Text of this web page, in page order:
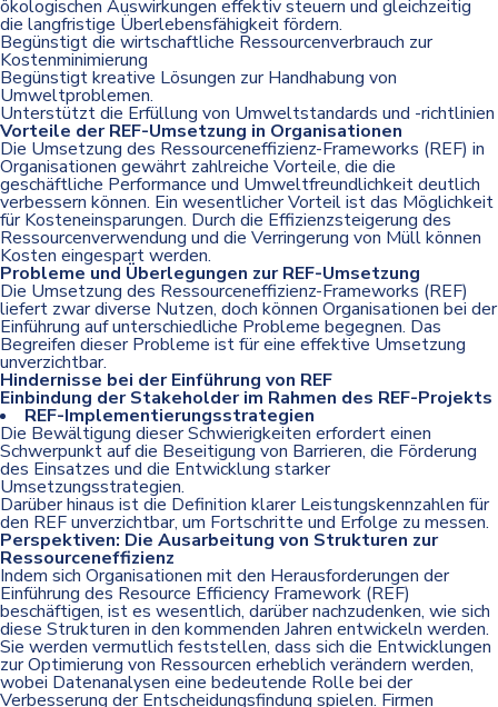
ökologischen Auswirkungen effektiv steuern und gleichzeitig
die langfristige Überlebensfähigkeit fördern.
Begünstigt die wirtschaftliche Ressourcenverbrauch zur
Kostenminimierung
Begünstigt kreative Lösungen zur Handhabung von
Umweltproblemen.
Unterstützt die Erfüllung von Umweltstandards und -richtlinien
Vorteile der REF-Umsetzung in Organisationen
Die Umsetzung des Ressourceneffizienz-Frameworks (REF) in
Organisationen gewährt zahlreiche Vorteile, die die
geschäftliche Performance und Umweltfreundlichkeit deutlich
verbessern können. Ein wesentlicher Vorteil ist das Möglichkeit
für Kosteneinsparungen. Durch die Effizienzsteigerung des
Ressourcenverwendung und die Verringerung von Müll können
Kosten eingespart werden.
Probleme und Überlegungen zur REF-Umsetzung
Die Umsetzung des Ressourceneffizienz-Frameworks (REF)
liefert zwar diverse Nutzen, doch können Organisationen bei der
Einführung auf unterschiedliche Probleme begegnen. Das
Begreifen dieser Probleme ist für eine effektive Umsetzung
unverzichtbar.
Hindernisse bei der Einführung von REF
Einbindung der Stakeholder im Rahmen des REF-Projekts
REF-Implementierungsstrategien
Die Bewältigung dieser Schwierigkeiten erfordert einen
Schwerpunkt auf die Beseitigung von Barrieren, die Förderung
des Einsatzes und die Entwicklung starker
Umsetzungsstrategien.
Darüber hinaus ist die Definition klarer Leistungskennzahlen für
den REF unverzichtbar, um Fortschritte und Erfolge zu messen.
Perspektiven: Die Ausarbeitung von Strukturen zur
Ressourceneffizienz
Indem sich Organisationen mit den Herausforderungen der
Einführung des Resource Efficiency Framework (REF)
beschäftigen, ist es wesentlich, darüber nachzudenken, wie sich
diese Strukturen in den kommenden Jahren entwickeln werden.
Sie werden vermutlich feststellen, dass sich die Entwicklungen
zur Optimierung von Ressourcen erheblich verändern werden,
wobei Datenanalysen eine bedeutende Rolle bei der
Verbesserung der Entscheidungsfindung spielen. Firmen